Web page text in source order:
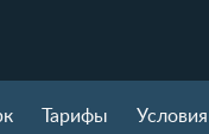
Тарифы Условия